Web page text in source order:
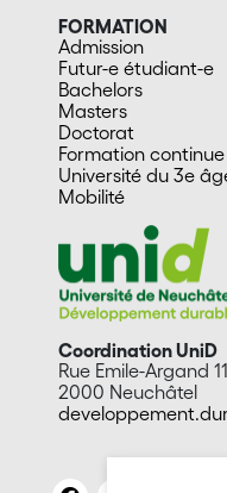
FORMATION
Admission
Futur-e étudiant-e
Bachelors
Masters
Doctorat
Formation continue
Université du 3e
Mobilité
Coordination UniD
Rue Emile-Argand 11
2000 Neuchâtel